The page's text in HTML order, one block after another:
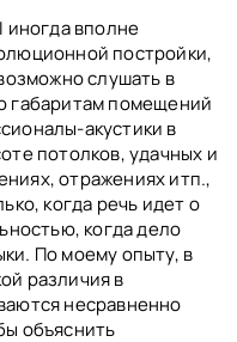
иногда вполне
постройки,
слушать в
габаритам помещений
акустики в
потолков, удачных и
отражениях итп.,
когда речь идет о
когда дело
По моему опыту, в
различия в
несравненно
объяснить